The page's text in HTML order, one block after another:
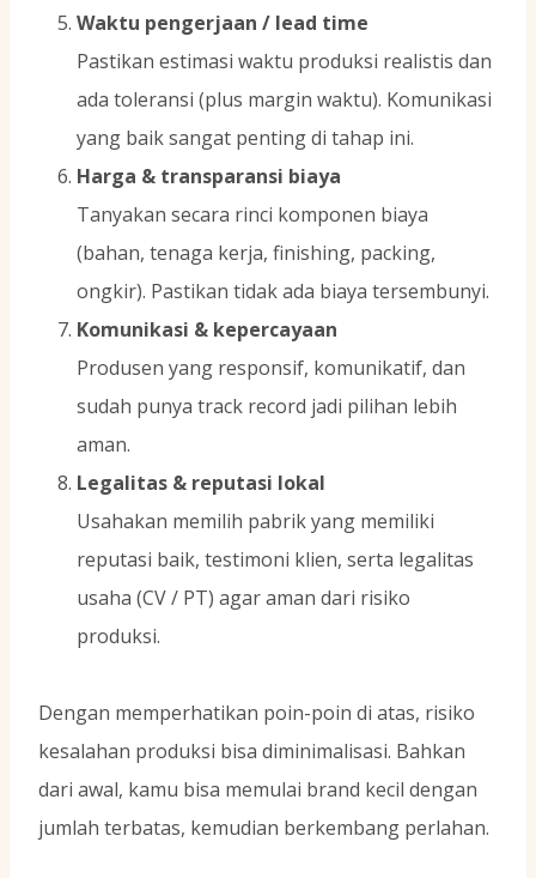
Waktu pengerjaan / lead time
Pastikan estimasi waktu produksi realistis dan
ada toleransi (plus margin waktu). Komunikasi
yang baik sangat penting di tahap ini.
Harga & transparansi biaya
Tanyakan secara rinci komponen biaya
(bahan, tenaga kerja, finishing, packing,
ongkir). Pastikan tidak ada biaya tersembunyi.
Komunikasi & kepercayaan
Produsen yang responsif, komunikatif, dan
sudah punya track record jadi pilihan lebih
aman.
Legalitas & reputasi lokal
Usahakan memilih pabrik yang memiliki
reputasi baik, testimoni klien, serta legalitas
usaha (CV / PT) agar aman dari risiko
produksi.
Dengan memperhatikan poin-poin di atas, risiko
kesalahan produksi bisa diminimalisasi. Bahkan
dari awal, kamu bisa memulai brand kecil dengan
jumlah terbatas, kemudian berkembang perlahan.